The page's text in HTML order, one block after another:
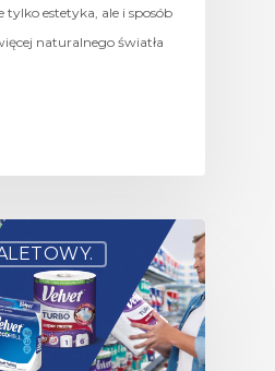
tylko estetyka, ale i sposób
naturalnego światła